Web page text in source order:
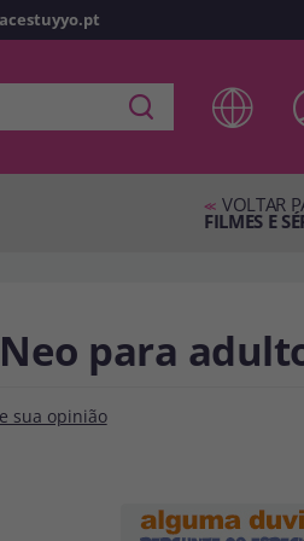
<< VOLTAR
FILMES E
para
sua opinião